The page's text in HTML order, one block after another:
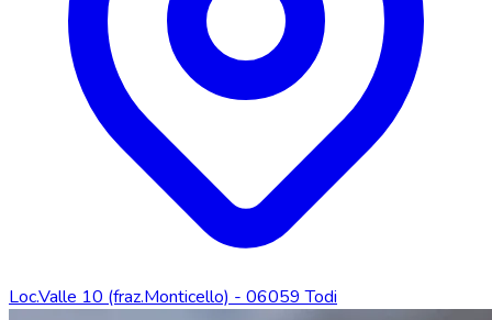
Loc.Valle 10 (fraz.Monticello) - 06059 Todi